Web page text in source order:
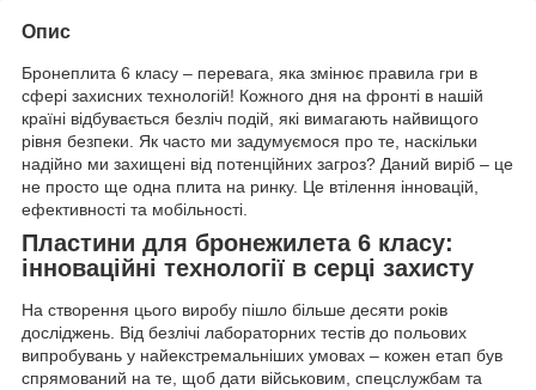
Опис
Бронеплита 6 класу – перевага, яка змінює правила гри в
сфері захисних технологій! Кожного дня на фронті в нашій
країні відбувається безліч подій, які вимагають найвищого
рівня безпеки. Як часто ми задумуємося про те, наскільки
надійно ми захищені від потенційних загроз? Даний виріб – це
не просто ще одна плита на ринку. Це втілення інновацій,
ефективності та мобільності.
Пластини для бронежилета 6 класу:
інноваційні технології в серці захисту
На створення цього виробу пішло більше десяти років
досліджень. Від безлічі лабораторних тестів до польових
випробувань у найекстремальніших умовах – кожен етап був
спрямований на те, щоб дати військовим, спецслужбам та